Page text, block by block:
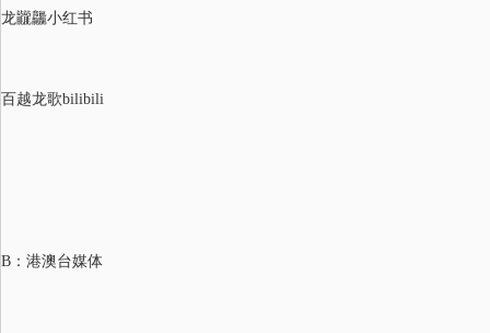
龙龖龘小红书
百越龙歌bilibili
B： 港澳台媒体